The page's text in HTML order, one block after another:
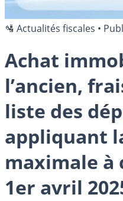
🛂 Actualités fiscales •
Achat
l’ancien,
liste des
appliquant
maximale à
1er avril